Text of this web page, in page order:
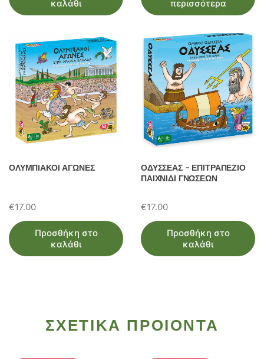
καλάθι περισσότερα
ΟΛΥΜΠΙΑΚΟΙ ΑΓΩΝΕΣ
€17.00
Προσθήκη στο
καλάθι
ΟΔΥΣΣΕΑΣ – ΕΠΙΤΡΑΠΕΖΙΟ
ΠΑΙΧΝΙΔΙ ΓΝΩΣΕΩΝ
€17.00
Προσθήκη στο
καλάθι
ΣΧΕΤΙΚΑ ΠΡΟΙΟΝΤΑ